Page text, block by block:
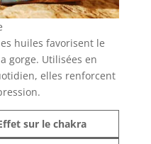
huiles favorisent le
gorge. Utilisées en
elles renforcent
sur le chakra